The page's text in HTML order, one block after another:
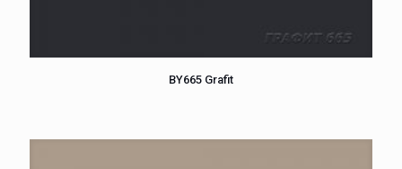
BY665 Grafit